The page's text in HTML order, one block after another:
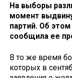
На выборы
момент
партий. Об
сообщила ее
В то же время
которых в